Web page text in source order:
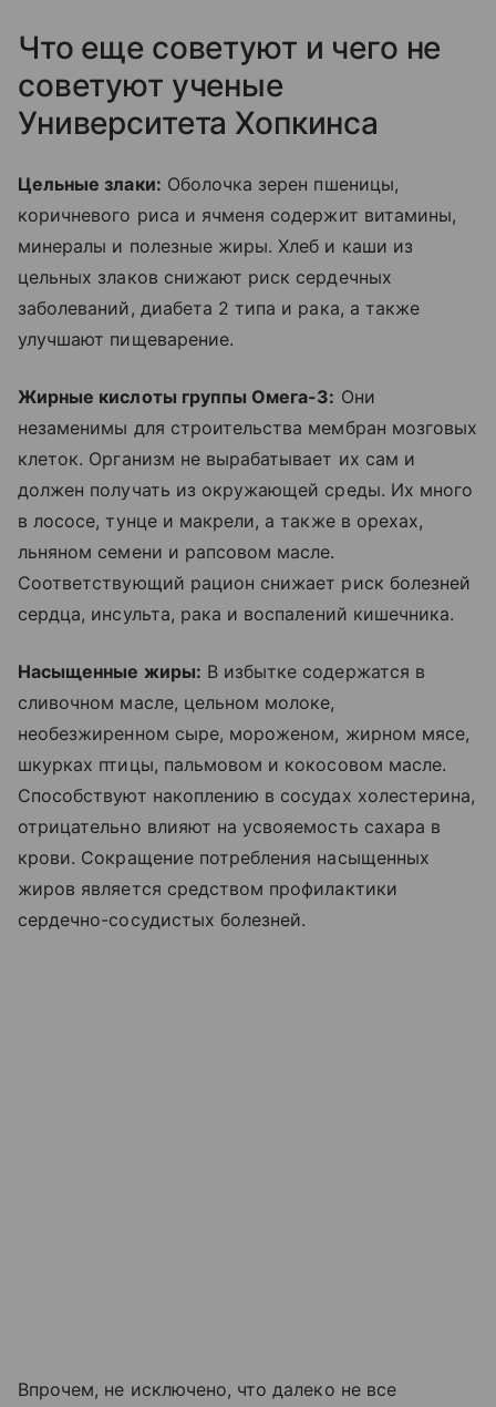
Что еще советуют и чего не
советуют ученые
Университета Хопкинса
Цельные злаки: Оболочка зерен пшеницы,
коричневого риса и ячменя содержит витамины,
минералы и полезные жиры. Хлеб и каши из
цельных злаков снижают риск сердечных
заболеваний, диабета 2 типа и рака, а также
улучшают пищеварение.
Жирные кислоты группы Омега-3: Они
незаменимы для строительства мембран мозговых
клеток. Организм не вырабатывает их сам и
должен получать из окружающей среды. Их много
в лососе, тунце и макрели, а также в орехах,
льняном семени и рапсовом масле.
Соответствующий рацион снижает риск болезней
сердца, инсульта, рака и воспалений кишечника.
Насыщенные жиры: В избытке содержатся в
сливочном масле, цельном молоке,
необезжиренном сыре, мороженом, жирном мясе,
шкурках птицы, пальмовом и кокосовом масле.
Способствуют накоплению в сосудах холестерина,
отрицательно влияют на усвояемость сахара в
крови. Сокращение потребления насыщенных
жиров является средством профилактики
сердечно-сосудистых болезней.
Впрочем, не исключено, что далеко не все